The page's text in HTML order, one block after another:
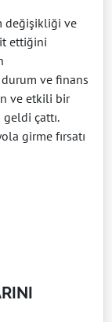
değişikliği ve
ettiğini
ve finans
ve etkili bir
çattı.
girme fırsatı